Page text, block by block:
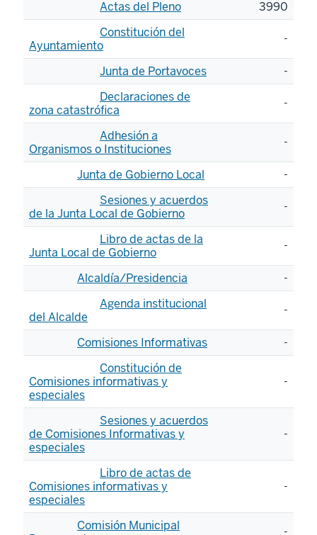
Actas del Pleno
3990
Constitución del
Ayuntamiento
-
Junta de Portavoces
-
Declaraciones de
zona catastrófica
-
Adhesión a
Organismos o Instituciones
-
Junta de Gobierno Local
-
Sesiones y acuerdos
de la Junta Local de Gobierno
-
Libro de actas de la
Junta Local de Gobierno
-
Alcaldía/Presidencia
-
Agenda institucional
del Alcalde
-
Comisiones Informativas
-
Constitución de
Comisiones informativas y
especiales
-
Sesiones y acuerdos
de Comisiones Informativas y
especiales
-
Libro de actas de
Comisiones informativas y
especiales
-
Comisión Municipal